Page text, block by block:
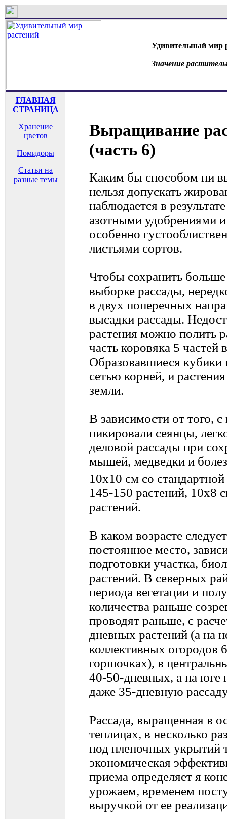
Удивительный мир
Значение
ГЛАВНАЯ
СТРАНИЦА
Хранение
цветов
Помидоры
Статьи на
разные темы
Выращивание
(часть 6)
Каким бы способом ни
нельзя допускать
наблюдается в
азотными удобрениями
особенно
листьями сортов.
Чтобы сохранить
выборке рассады,
в двух поперечных
высадки рассады.
растения можно полить
часть коровяка 5 частей
Образовавшиеся кубики
сетью корней, и
земли.
В зависимости от того,
пикировали сеянцы,
деловой рассады при
мышей, медведки и
10х10 см со
145-150 растений, 10х8
растений.
В каком возрасте
постоянное место,
подготовки участка,
растений. В северных
периода вегетации и
количества раньше
проводят раньше, с
дневных растений (а на
коллективных огородов
горшочках), в
40-50-дневных, а на юге
даже 35-дневную
Рассада, выращенная в
теплицах, в несколько
под пленочных укрытий
экономическая
приема определяет я
урожаем, временем
выручкой от ее